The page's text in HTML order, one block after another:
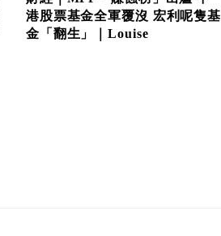
港股票基金全軍覆沒 宏利呢隻基
金「翻生」｜Louise